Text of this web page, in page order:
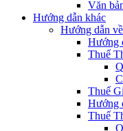
Văn
Hướng dẫn khác
Hướng dẫn
Hướng
Thuế
Thuế
Hướng
Thuế